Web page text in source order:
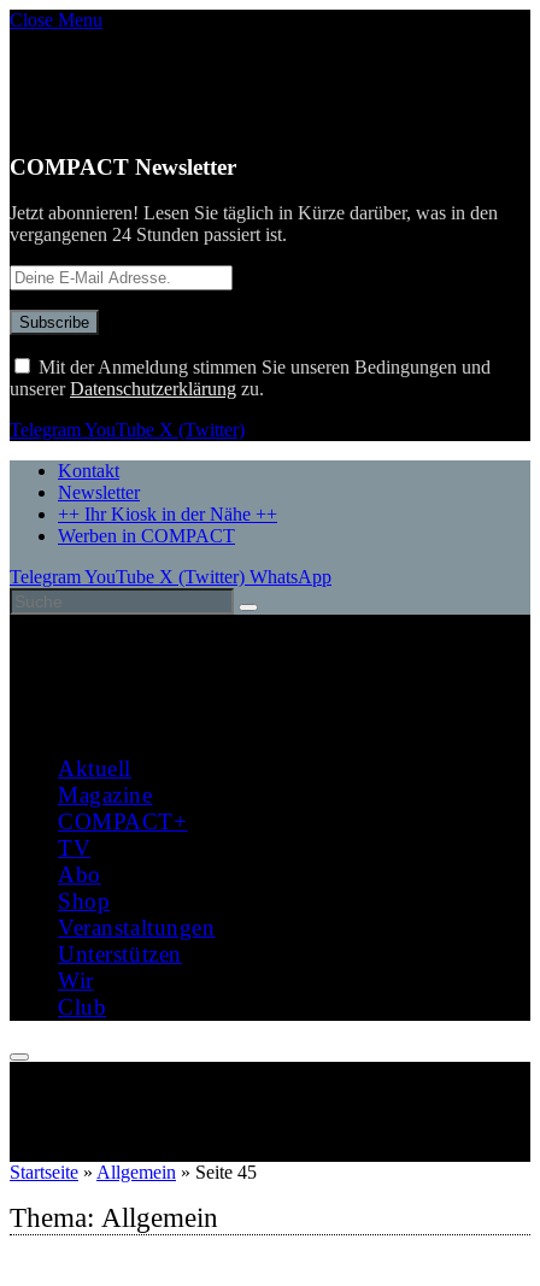
Close Menu
COMPACT Newsletter
Jetzt abonnieren! Lesen Sie täglich in Kürze darüber, was in den
vergangenen 24 Stunden passiert ist.
Mit der Anmeldung stimmen Sie unseren Bedingungen und
unsererDatenschutzerklärung zu.
TelegramYouTube X (Twitter)
Kontakt
Newsletter
++ Ihr Kiosk in der Nähe ++
Werben in COMPACT
TelegramYouTube X (Twitter) WhatsApp
Aktuell
Magazine
COMPACT+
TV
Abo
Shop
Veranstaltungen
Unterstützen
Wir
Club
Startseite » Allgemein » Seite 45
Thema: Allgemein